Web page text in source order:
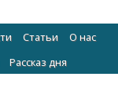
Статьи
О нас
Рассказ дня